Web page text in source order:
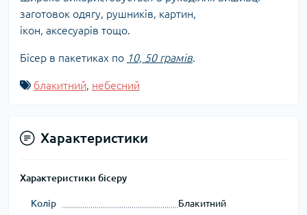
заготовок одягу, рушників, картин,
ікон, аксесуарів тощо.
Бісер в пакетиках по 10, 50 грамів.
блакитний, небесний
Характеристики
Характеристики бісеру
Колір Блакитний